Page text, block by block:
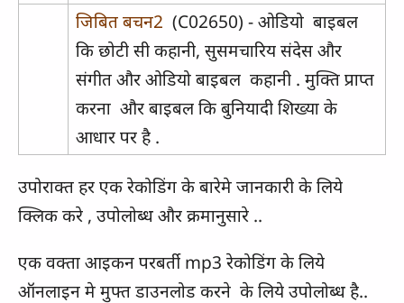
जिबित बचन2 (C02650) - ओडियो बाइबल
कि छोटी सी कहानी, सुसमचारिय संदेस और
संगीत और ओडियो बाइबल कहानी . मुक्ति प्राप्त
करना और बाइबल कि बुनियादी शिख्या के
आधार पर है .
उपोराक्त हर एक रेकोडिंग के बारेमे जानकारी के लिये
क्लिक करे , उपोलोब्ध और क्रमानुसारे ..
एकवक्ताआइकन परबर्ती mp3 रेकोडिंग के लिये
ऑनलाइन मे मुफ्त डाउनलोड करने के लिये उपोलोब्ध है..